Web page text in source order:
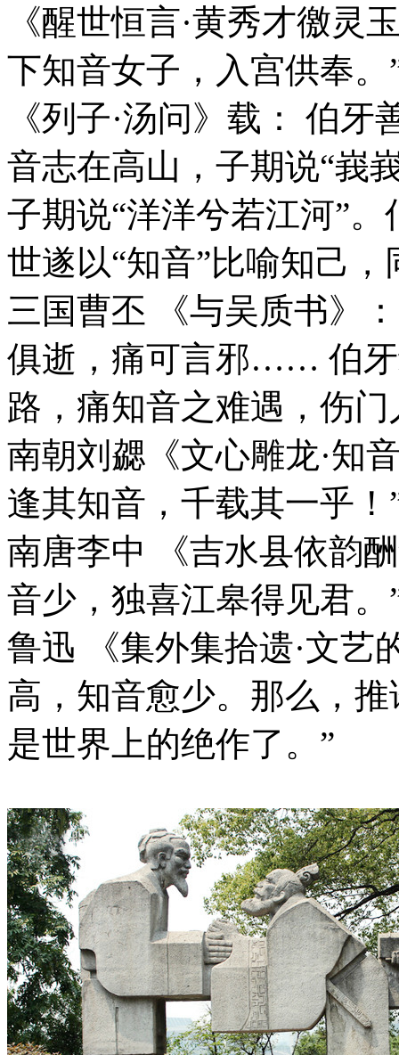
《醒世恒言·黄秀才徼灵
下知音女子，入宫供奉。
《列子·汤问》载： 伯
音志在高山，子期说“峩
子期说“洋洋兮若江河”
世遂以“知音”比喻知己，
三国曹丕 《与吴质书》
俱逝，痛可言邪…… 伯牙
路，痛知音之难遇，伤门
南朝刘勰《文心雕龙·知
逢其知音，千载其一乎！
南唐李中 《吉水县依韵
音少，独喜江皋得见君。
鲁迅 《集外集拾遗·文艺
高，知音愈少。那么，
是世界上的绝作了。”